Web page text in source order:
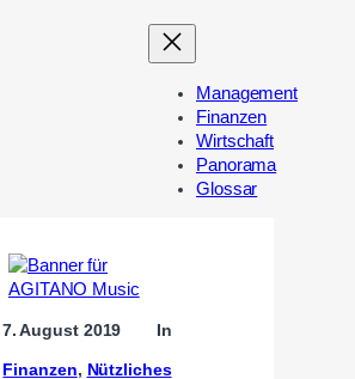
n
Management
Finanzen
Wirtschaft
Panorama
Glossar
7. August 2019 In
Finanzen, Nützliches